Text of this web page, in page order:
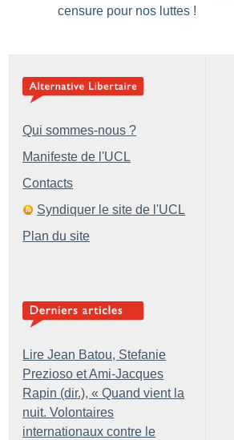
censure pour nos luttes !
Qui sommes-nous ?
Manifeste de l'UCL
Contacts
Syndiquer le site de l'UCL
Plan du site
Lire Jean Batou, Stefanie
Prezioso et Ami-Jacques
Rapin (dir.), « Quand vient la
nuit. Volontaires
internationaux contre le